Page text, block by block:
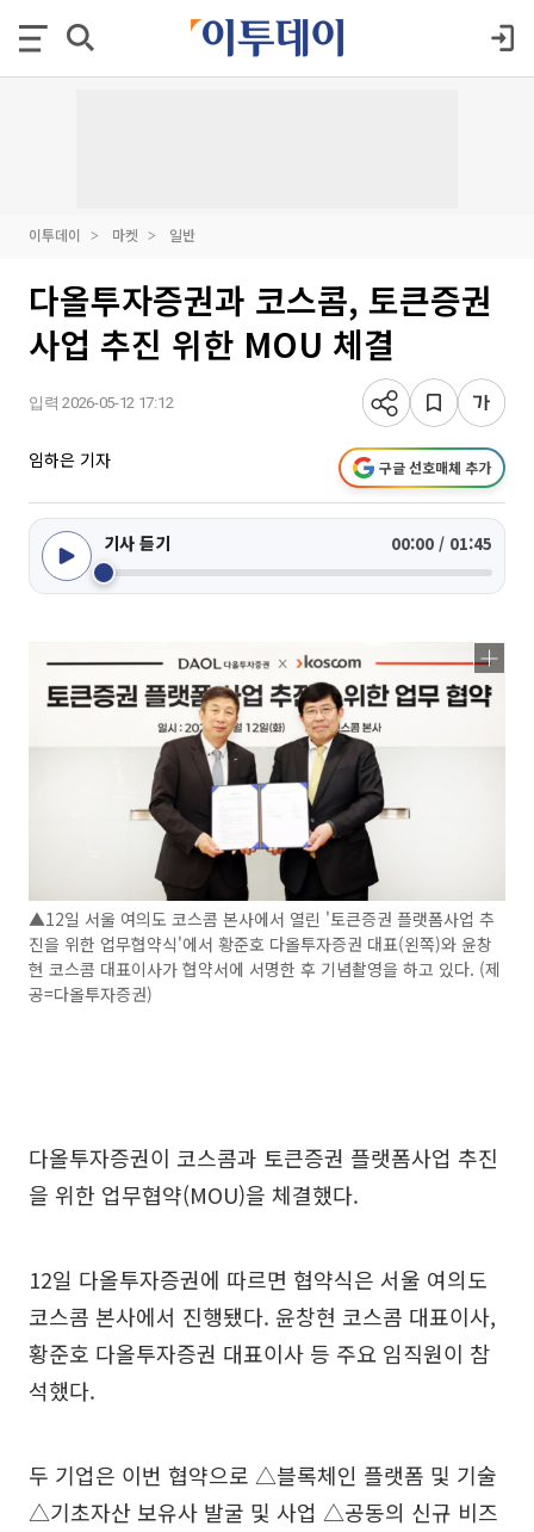
이투데이 마켓 일반
다올투자증권과 코스콤, 토큰증권
사업 추진 위한 MOU 체결
입력 2026-05-12 17:12
임하은 기자 구글 선호매체 추가
기사 듣기 00:00 / 01:45
▲12일 서울 여의도 코스콤 본사에서 열린 '토큰증권 플랫폼사업 추
진을 위한 업무협약식'에서 황준호 다올투자증권 대표(왼쪽)와 윤창
현 코스콤 대표이사가 협약서에 서명한 후 기념촬영을 하고 있다. (제
공=다올투자증권)
다올투자증권이 코스콤과 토큰증권 플랫폼사업 추진
을 위한 업무협약(MOU)을 체결했다.
12일 다올투자증권에 따르면 협약식은 서울 여의도
코스콤 본사에서 진행됐다. 윤창현 코스콤 대표이사,
황준호 다올투자증권 대표이사 등 주요 임직원이 참
석했다.
두 기업은 이번 협약으로 △블록체인 플랫폼 및 기술
△기초자산 보유사 발굴 및 사업 △공동의 신규 비즈